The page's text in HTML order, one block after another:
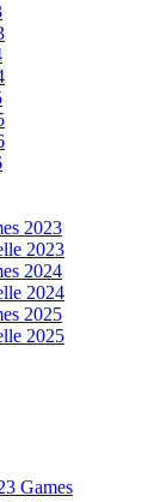
2023
2023
2024
2024
2025
2025
Games